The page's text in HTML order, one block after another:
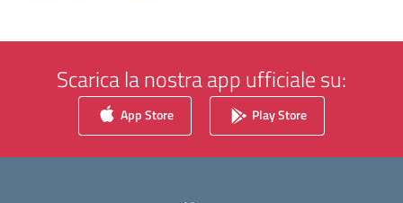
Scarica la nostra app ufficiale su:
App Store Play Store